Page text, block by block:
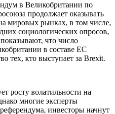
в Великобритании по
продолжает оказывать
мировых рынках, в том числе,
социологических опросов,
показывают, что число
в составе ЕС
тех, кто выступает за Brexit.
росту волатильности на
многие эксперты
инвесторы начнут